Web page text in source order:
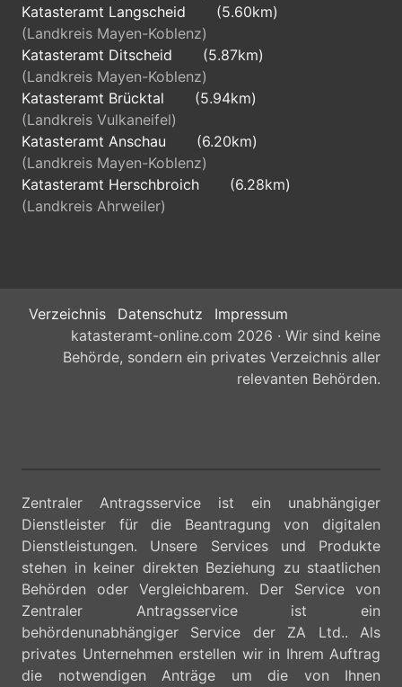
Katasteramt Langscheid
(5.60km)
(Landkreis Mayen-Koblenz)
Katasteramt Ditscheid
(5.87km)
(Landkreis Mayen-Koblenz)
Katasteramt Brücktal
(5.94km)
(Landkreis Vulkaneifel)
Katasteramt Anschau
(6.20km)
(Landkreis Mayen-Koblenz)
Katasteramt Herschbroich
(6.28km)
(Landkreis Ahrweiler)
Verzeichnis Datenschutz
Impressum
katasteramt-online.com 2026 · Wir sind keine
Behörde, sondern ein privates Verzeichnis aller
relevanten Behörden.
Zentraler Antragsservice ist ein unabhängiger
Dienstleister für die Beantragung von digitalen
Dienstleistungen. Unsere Services und Produkte
stehen in keiner direkten Beziehung zu staatlichen
Behörden oder Vergleichbarem. Der Service von
Zentraler Antragsservice ist ein
behördenunabhängiger Service der ZA Ltd.. Als
privates Unternehmen erstellen wir in Ihrem Auftrag
die notwendigen Anträge um die von Ihnen